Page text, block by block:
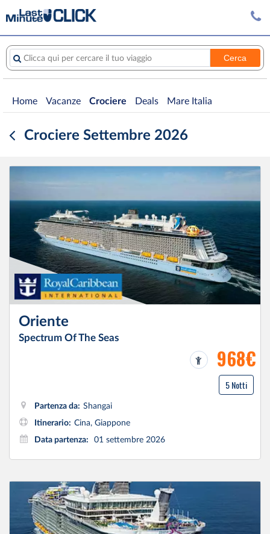
Clicca qui per cercare il tuo viaggio Cerca
Home Vacanze Crociere Deals Mare Italia
Crociere Settembre 2026
Oriente
Spectrum Of The Seas
968€
5 Notti
Partenza da: Shangai
Itinerario: Cina, Giappone
Data partenza:
01 settembre 2026